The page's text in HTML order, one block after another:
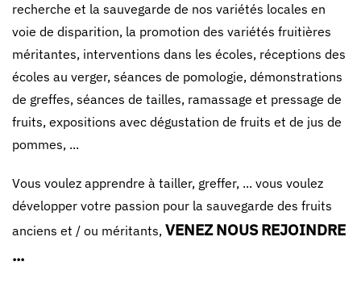
recherche et la sauvegarde de nos variétés locales en
voie de disparition, la promotion des variétés fruitières
méritantes, interventions dans les écoles, réceptions des
écoles au verger, séances de pomologie, démonstrations
de greffes, séances de tailles, ramassage et pressage de
fruits, expositions avec dégustation de fruits et de jus de
pommes, ...
Vous voulez apprendre à tailler, greffer, ... vous voulez
développer votre passion pour la sauvegarde des fruits
anciens et / ou méritants, VENEZ NOUS REJOINDRE
...